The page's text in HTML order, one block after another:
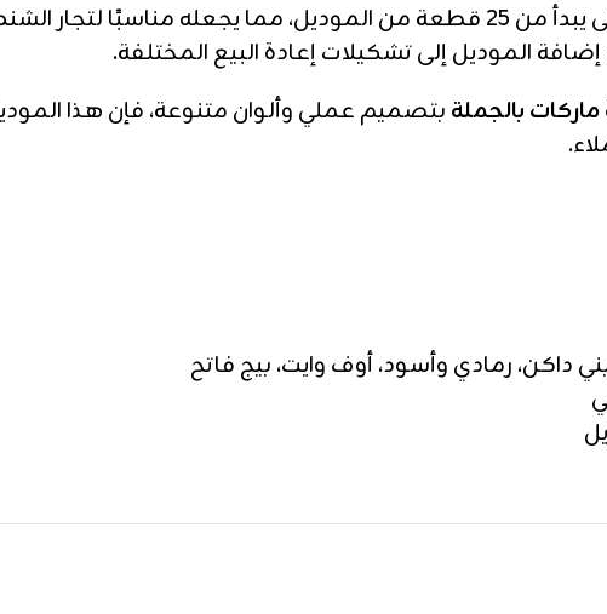
بحد أدنى يبدأ من 25 قطعة من الموديل، مما يجعله
الموديل إلى تشكيلات إعادة البيع المختلفة.
بالجملة بتصميم عملي وألوان متنوعة، فإن هذا
داكن، رمادي وأسود، أوف وايت، بيج فاتح